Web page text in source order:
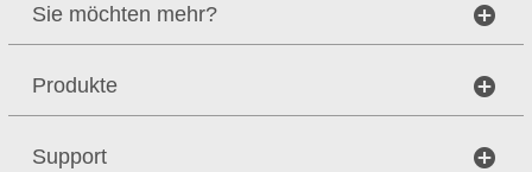
Sie möchten mehr?
Produkte
Support